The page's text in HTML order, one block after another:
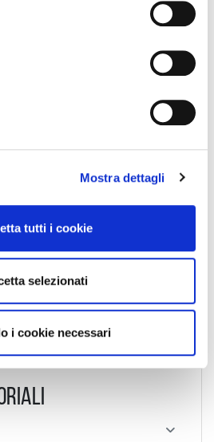
Mostra dettagli
tutti i cookie
selezionati
i cookie necessari